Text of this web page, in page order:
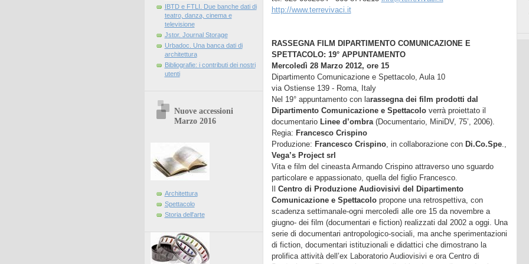
IBTD e FTLI. Due banche dati di
teatro, danza, cinema e
televisione
Jstor. Journal Storage
Urbadoc. Una banca dati di
architettura
Bibliografie: i contributi dei nostri
utenti
Nuove accessioni
Marzo 2016
Architettura
Spettacolo
Storia dell'arte
http://www.terrevivaci.it
RASSEGNA FILM DIPARTIMENTO COMUNICAZIONE E
SPETTACOLO: 19° APPUNTAMENTO
Mercoledì 28 Marzo 2012, ore 15
Dipartimento Comunicazione e Spettacolo, Aula 10
via Ostiense 139 - Roma, Italy
Nel 19° appuntamento con larassegna dei film prodotti dal
Dipartimento Comunicazione e Spettacoloverrà proiettato il
documentario Linee d’ombra(Documentario, MiniDV, 75’ , 2006).
Regia: Francesco Crispino
Produzione: Francesco Crispino, in collaborazione con Di.Co.Spe.,
Vega’s Project srl
Vita e film del cineasta Armando Crispino attraverso uno sguardo
particolare e appassionato, quella del figlio Francesco.
Il Centro di Produzione Audiovisivi del Dipartimento
Comunicazione e Spettacolopropone una retrospettiva, con
scadenza settimanale-ogni mercoledì alle ore 15 da novembre a
giugno- dei film (documentari e fiction) realizzati dal 2002 aoggi. Una
serie di documentari antropologico-sociali, ma anche sperimentazioni
di fiction, documentari istituzionali e didattici che dimostrano la
prolifica attività dell’ex Laboratorio Audiovisivi e ora Centro di